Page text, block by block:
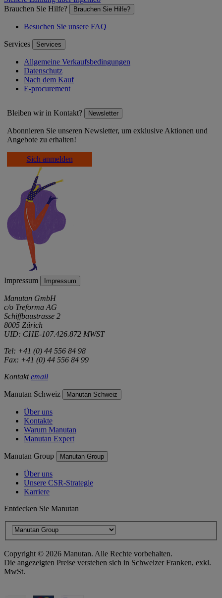
Brauchen Sie Hilfe?
Brauchen Sie Hilfe?
Besuchen Sie unsere FAQ
Services Services
Allgemeine Verkaufsbedingungen
Datenschutz
Nach dem Kauf
E-procurement
Bleiben wir in Kontakt? Newsletter
Abonnieren Sie unseren Newsletter, um exklusive Aktionen und
Angebote zu erhalten!
Sich anmelden
Impressum Impressum
Manutan GmbH
c/o Treforma AG
Schiffbaustrasse 2
8005 Zürich
UID: CHE-107.426.872 MWST
Tel: +41 (0) 44 556 84 98
Fax: +41 (0) 44 556 84 99
Kontaktemail
Manutan Schweiz Manutan Schweiz
Über uns
Kontakte
Warum Manutan
Manutan Expert
Manutan Group Manutan Group
Über uns
Unsere CSR-Strategie
Karriere
Entdecken Sie Manutan
Copyright © 2026 Manutan. Alle Rechte vorbehalten.
Die angezeigten Preise verstehen sich in Schweizer Franken, exkl.
MwSt.